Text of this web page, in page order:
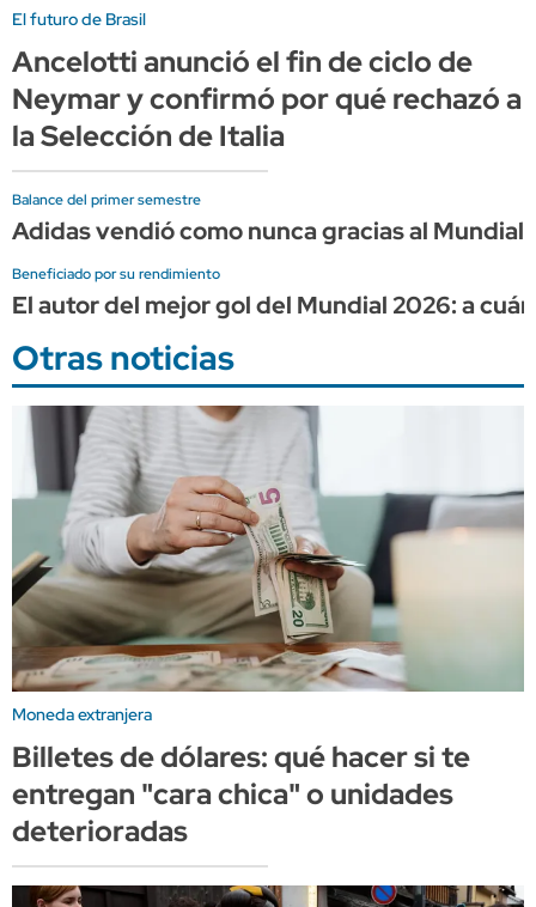
El futuro de Brasil
Ancelotti anunció el fin de ciclo de
Neymar y confirmó por qué rechazó a
la Selección de Italia
Balance del primer semestre
Adidas vendió como nunca gracias al
Beneficiado por su rendimiento
El autor del mejor gol del Mundial 2026: a
Otras noticias
Moneda extranjera
Billetes de dólares: qué hacer si te
entregan "cara chica" o unidades
deterioradas